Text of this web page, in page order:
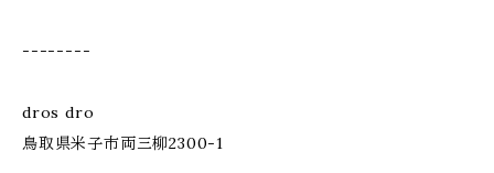
--------
dros dro
鳥取県米子市両三柳2300-1